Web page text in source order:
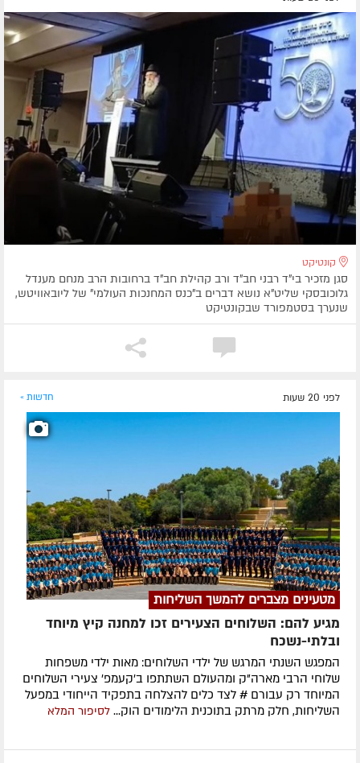
קונטיקט
סגן מזכיר בי"ד רבני חב"ד ורב קהילת חב"ד ברחובות הרב מנחם מענדל
גלוכובסקי שליט"א נושא דברים ב"כנס המחנכות העולמי" של ליובאוויטש,
שנערך בסטמפורד שבקונטיקט
לפני 20 שעות חדשות »
מטעינים מצברים להמשך השליחות
מגיע להם: השלוחים הצעירים זכו למחנה קיץ מיוחד
ובלתי-נשכח
המפגש השנתי המרגש של ילדי השלוחים: מאות ילדי משפחות
שלוחי הרבי מארה"ק ומהעולם השתתפו ב'קעמפ' צעירי השלוחים
המיוחד רק עבורם # לצד כלים להצלחה בתפקיד הייחודי במפעל
השליחות, חלק מרתק בתוכנית הלימודים הוק... לסיפור המלא